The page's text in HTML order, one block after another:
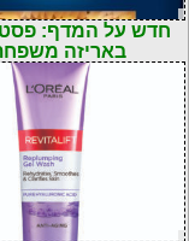
חדש על המדף:
באריזה